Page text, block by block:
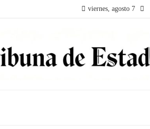
viernes, agosto 7